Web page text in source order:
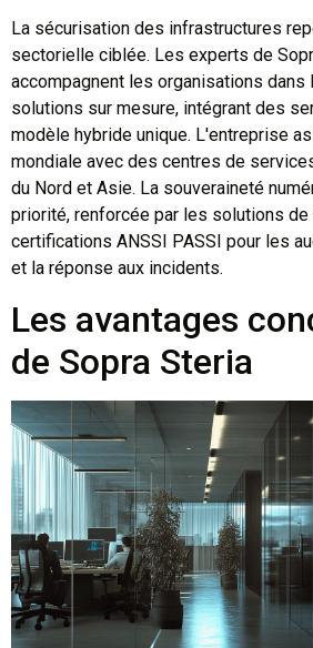
La sécurisation des infrastructures
sectorielle ciblée. Les experts de
accompagnent les organisations dans
solutions sur mesure, intégrant des
modèle hybride unique. L'entreprise
mondiale avec des centres de
du Nord et Asie. La souveraineté
priorité, renforcée par les solutions de
certifications ANSSI PASSI pour les
et la réponse aux incidents.
Les avantages
de Sopra Steria